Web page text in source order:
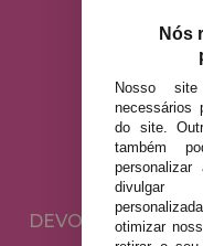
DEVOLUÇÕES /
Nós
Nosso
necessários
do site.
também
divulgar
otimizar